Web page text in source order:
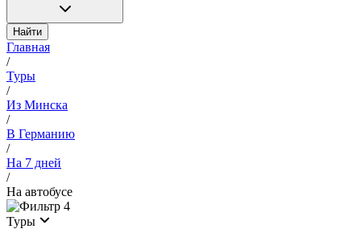
Найти
Главная
/
Туры
/
Из Минска
/
В Германию
/
На 7 дней
/
На автобусе
4
Туры